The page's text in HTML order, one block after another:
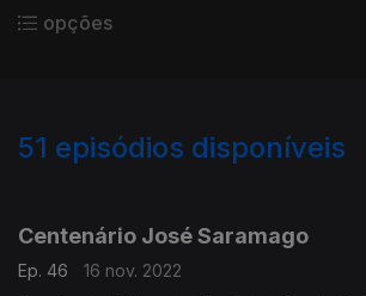
opções
51 episódios disponíveis
Centenário José Saramago
Ep. 46
16 nov. 2022